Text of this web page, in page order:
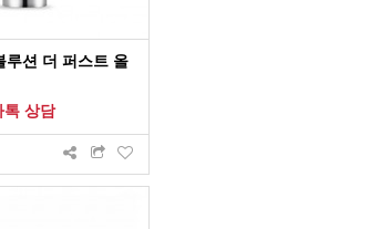
루션 더 퍼스트 올
톡 상담